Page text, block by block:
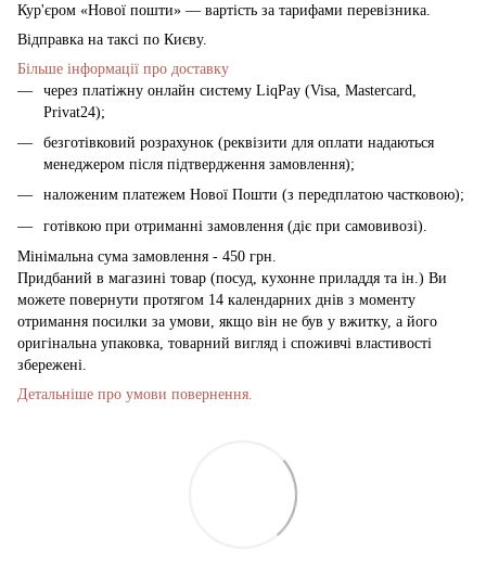
Кур'єром «Нової пошти» — вартість за тарифами перевізника.
Відправка на таксі по Києву.
Більше інформації про доставку
через платіжну онлайн систему LiqPay (Visa, Mastercard,
Privat24);
безготівковий розрахунок (реквізити для оплати надаються
менеджером після підтвердження замовлення);
наложеним платежем Нової Пошти (з передплатою частковою);
готівкою при отриманні замовлення (діє при самовивозі).
Мінімальна сума замовлення - 450 грн.
Придбаний в магазині товар (посуд, кухонне приладдя та ін.) Ви
можете повернути протягом 14 календарних днів з моменту
отримання посилки за умови, якщо він не був у вжитку, а його
оригінальна упаковка, товарний вигляд і споживчі властивості
збережені.
Детальніше про умови повернення.